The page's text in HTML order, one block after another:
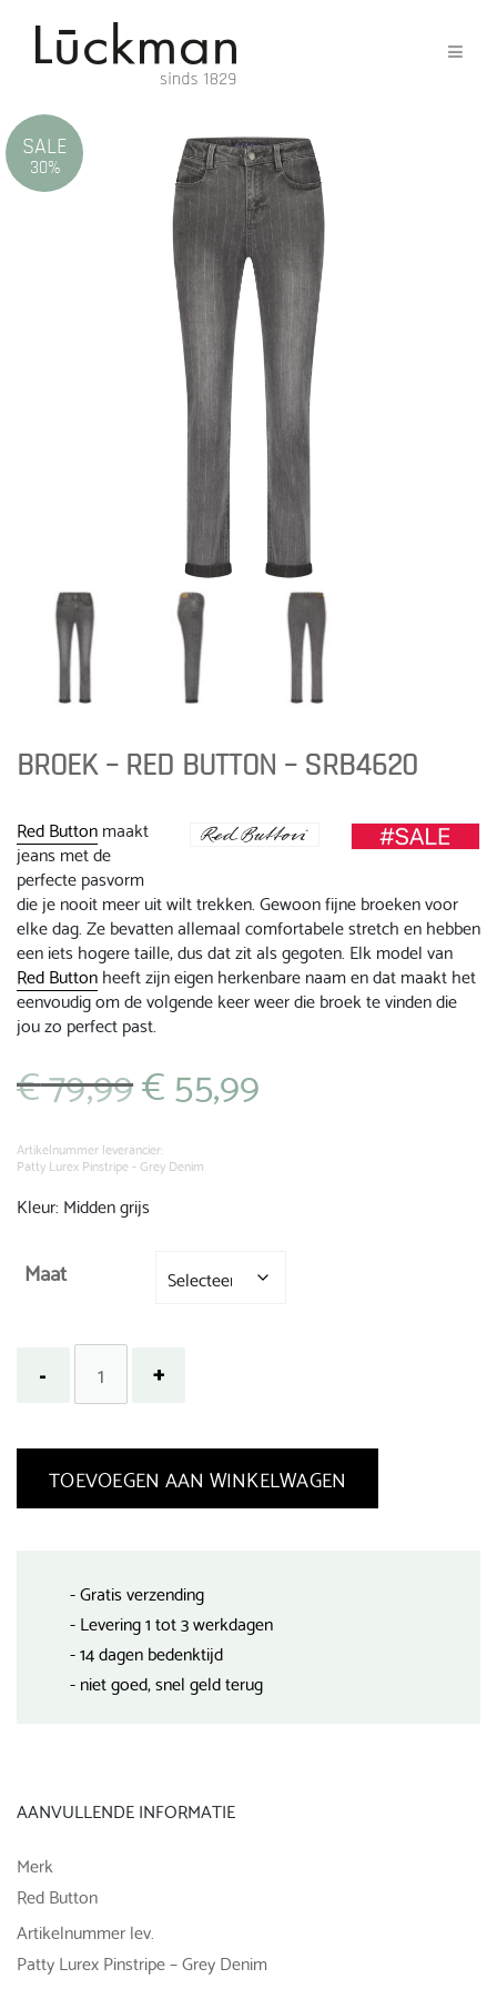
SALE
30%
BROEK – RED BUTTON – SRB4620
Red Buttonmaakt
jeans met de
perfecte pasvorm
die je nooit meer uit wilt trekken. Gewoon fijne broeken voor
elke dag. Ze bevatten allemaal comfortabele stretch en hebben
een iets hogere taille, dus dat zit als gegoten. Elk model van
Red Buttonheeft zijn eigen herkenbare naam en dat maakt het
eenvoudig om de volgende keer weer die broek te vinden die
jou zo perfect past.
€79,99 Oorspronkelijke
prijs
€ 79,99.
€55,99
Artikelnummer leverancier:
Patty Lurex Pinstripe - Grey Denim
Kleur: Midden grijs
Maat
TOEVOEGEN AAN WINKELWAGEN
- Gratis verzending
- Levering 1 tot 3 werkdagen
- 14 dagen bedenktijd
- niet goed, snel geld terug
AANVULLENDE INFORMATIE
Merk
Red Button
Artikelnummer lev.
Patty Lurex Pinstripe – Grey Denim